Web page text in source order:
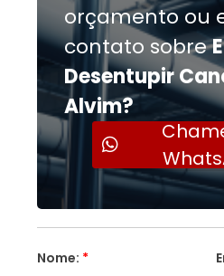
orçamento ou
contato sobre
Desentupir
Alvim?
Nome: *